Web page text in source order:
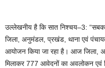
उल्लेखनीय है कि सात निश्चय–3:
जिला, अनुमंडल, प्रखंड, थाना एवं
आयोजन किया जा रहा है। आज जिला,
मिलाकर 777 आवेदनों का अवलोकन एवं